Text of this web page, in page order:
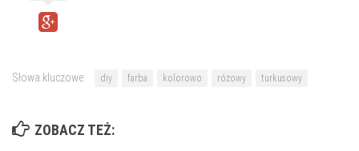
Słowa kluczowe: diy farba kolorowo różowy turkusowy
ZOBACZ TEŻ: